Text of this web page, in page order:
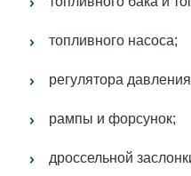
топливного насоса;
регулятора
рампы и форсунок;
дроссельной